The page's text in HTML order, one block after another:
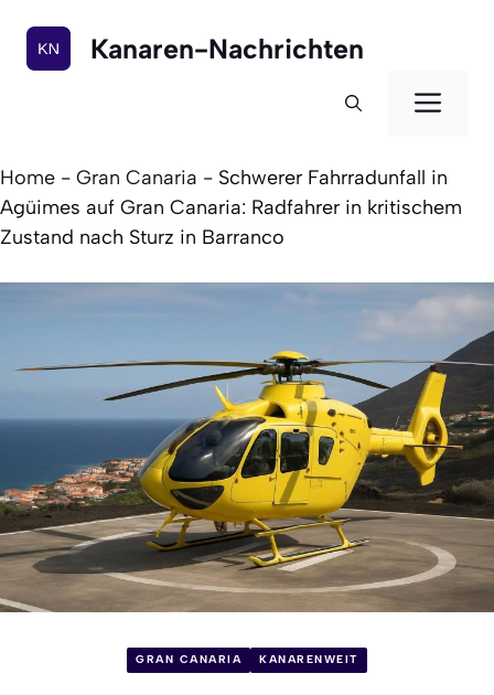
Inhalt
springen
Kanaren-Nachrichten
Home - Gran Canaria - Schwerer Fahrradunfall in
Agüimes auf Gran Canaria: Radfahrer in kritischem
Zustand nach Sturz in Barranco
GRAN CANARIA KANARENWEIT